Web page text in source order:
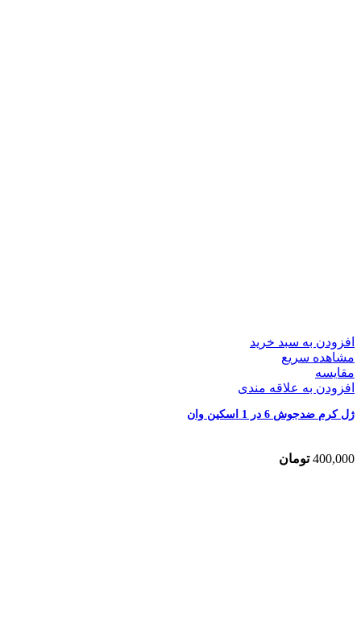
افزودن به سبد خرید
مشاهده سریع
مقایسه
افزودن به علاقه مندی
ژل کرم ضدجوش 6 در 1 اسکین وان
400,000 تومان